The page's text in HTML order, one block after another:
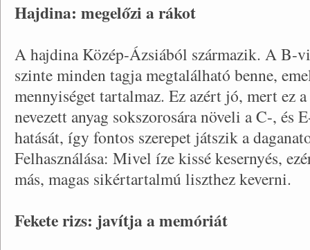
Hajdina: megelőzi a rákot
A hajdina Közép-Ázsiából származik. A B-
szinte minden tagja megtalálható benne,
mennyiséget tartalmaz. Ez azért jó, mert ez
nevezett anyag sokszorosára növeli a C-, és
hatását, így fontos szerepet játszik a
Felhasználása: Mivel íze kissé kesernyés,
más, magas sikértartalmú liszthez keverni.
Fekete rizs: javítja a memóriát